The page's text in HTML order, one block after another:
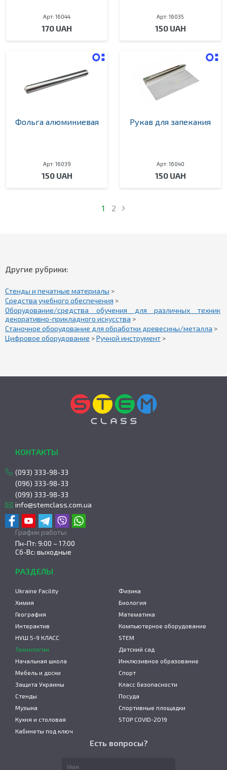
Арт: 16044
170 UAH
Арт: 16035
150 UAH
Фольга алюминиевая
Арт: 16039
150 UAH
Рукав для запекания
Арт: 16040
150 UAH
1 2
Другие рубрики:
Стенды и печатные материалы >
Средства учебного обеспечения >
Оборудование/средства обучения для различных техник
декоративно-прикладного искусства >
Станочное оборудование для обработки древесины/металла >
Цифровое оборудование >Ручной инструмент >
КОНТАКТЫ
(093) 333-98-33
(096) 333-98-33
(099) 333-98-33
info@stemclass.com.ua
График работы:
Пн-Пт: 9:00 – 17:00
Сб-Вс: выходные
РАЗДЕЛЫ
Ukraine Facility
Физика
Химия
Биология
География
Математика
Интерактив
Компьютерное оборудование
НУШ 5-9 КЛАСС
STEM
Технологии
Детский сад
Начальная школа
Инклюзивное образование
Мебель и доски
Спорт
Защита Украины
Класс безопасности
Стенды
Посуда
Музыка
Спортивные площадки
Кухня и столовая
STOP COVID-2019
Кабинеты под ключ
Есть вопросы?